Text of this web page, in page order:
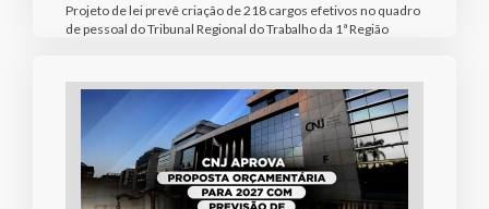
Projeto de lei prevê criação de 218 cargos efetivos no quadro
de pessoal do Tribunal Regional do Trabalho da 1ª Região